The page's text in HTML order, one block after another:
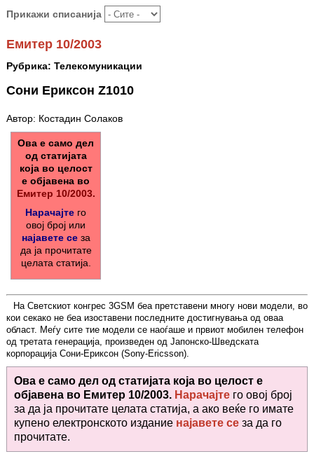
Прикажи списанија
Емитер 10/2003
Рубрика: Телекомуникации
Сони Ериксон Z1010
Автор: Костадин Солаков
Ова е само дел
од статијата
која во целост
е објавена во
Емитер 10/2003.
Нарачајте го
овој број или
најавете сеза
да ја прочитате
целата статија.
На Светскиот конгрес 3GSM беа претставени многу нови модели, во
кои секако не беа изоставени последните достигнувања од оваа
област. Меѓу сите тие модели се наоѓаше и првиот мобилен телефон
од третата генерација, произведен од Јапонско-Шведската
корпорација Сони-Ериксон (Sony-Ericsson).
Ова е само дел од статијата која во целост е
објавена во Емитер 10/2003. Нарачајте го овој број
за да ја прочитате целата статија, а ако веќе го имате
купено електронското издание најавете се за да го
прочитате.